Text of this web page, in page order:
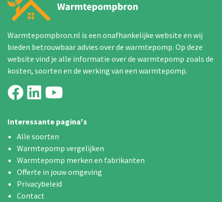
Warmtepompbron.nl is een onafhankelijke website en wij
bieden betrouwbaar advies over de warmtepomp. Op deze
website vind je alle informatie over de warmtepomp zoals de
kosten, soorten en de werking van een warmtepomp.
Interessante pagina's
Alle soorten
Warmtepomp vergelijken
Warmtepomp merken en fabrikanten
Offerte in jouw omgeving
Privacybeleid
Contact